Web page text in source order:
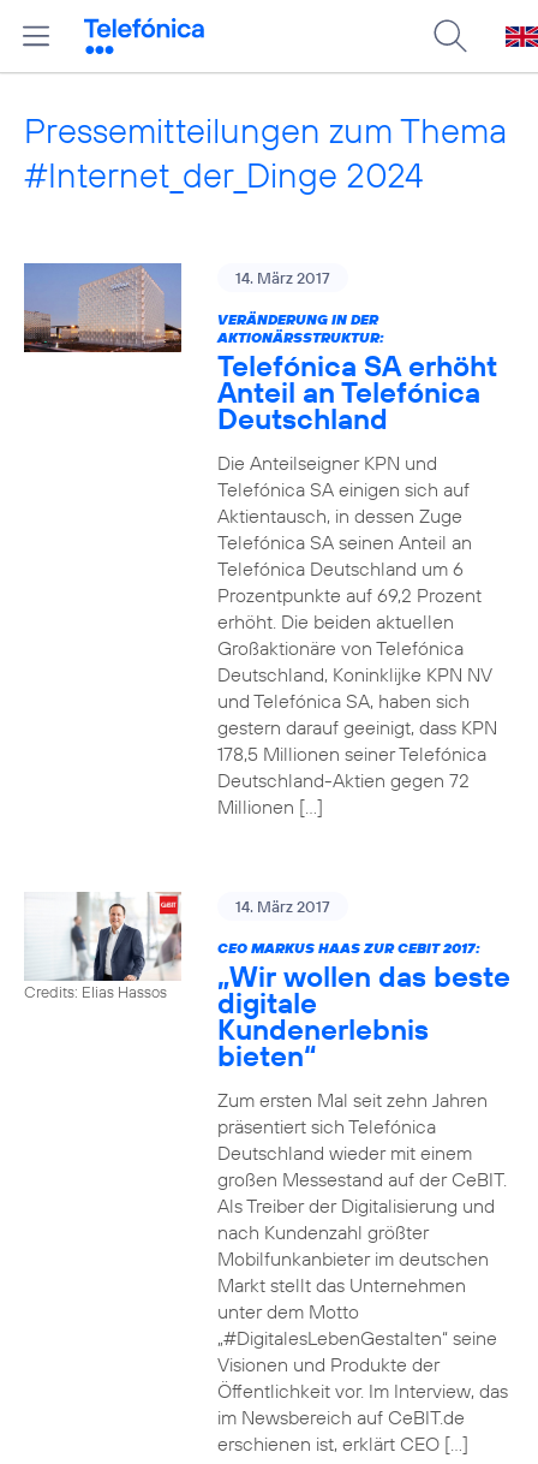
Pressemitteilungen zum Thema
#Internet_der_Dinge 2024
14. März 2017
VERÄNDERUNG IN DER
AKTIONÄRSSTRUKTUR:
Telefónica SA erhöht
Anteil an Telefónica
Deutschland
Die Anteilseigner KPN und
Telefónica SA einigen sich auf
Aktientausch, in dessen Zuge
Telefónica SA seinen Anteil an
Telefónica Deutschland um 6
Prozentpunkte auf 69,2 Prozent
erhöht. Die beiden aktuellen
Großaktionäre von Telefónica
Deutschland, Koninklijke KPN NV
und Telefónica SA, haben sich
gestern darauf geeinigt, dass KPN
178,5 Millionen seiner Telefónica
Deutschland-Aktien gegen 72
Millionen […]
Credits: Elias Hassos
14. März 2017
CEO MARKUS HAAS ZUR CEBIT 2017:
„Wir wollen das beste
digitale
Kundenerlebnis
bieten“
Zum ersten Mal seit zehn Jahren
präsentiert sich Telefónica
Deutschland wieder mit einem
großen Messestand auf der CeBIT.
Als Treiber der Digitalisierung und
nach Kundenzahl größter
Mobilfunkanbieter im deutschen
Markt stellt das Unternehmen
unter dem Motto
„#DigitalesLebenGestalten“ seine
Visionen und Produkte der
Öffentlichkeit vor. Im Interview, das
im Newsbereich auf CeBIT.de
erschienen ist, erklärt CEO […]